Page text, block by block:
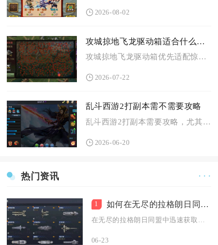
2026-08-02
攻城掠地飞龙驱动箱适合什么型号的飞龙
攻城掠地飞龙驱动箱优先适配惊雷飞龙，其次是炽焰飞龙，苍穹飞龙...
2026-07-22
乱斗西游2打副本需不需要攻略
乱斗西游2打副本需要攻略，尤其是中高难度副本，无攻略开荒效率...
2026-06-20
热门资讯 · · ·
1 如何在无尽的拉格朗日同盟中迅速获得声望
06-23